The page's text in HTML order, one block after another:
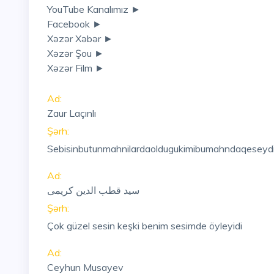
YouTube Kanalımız ►
Facebook ►
Xəzər Xəbər ►
Xəzər Şou ►
Xəzər Film ►
Ad:
Zaur Laçınlı
Şərh:
Ad:
سید قطب الدین کریمی
Şərh:
Çok güzel sesin keşki benim sesimde öyleyidi
Ad:
Ceyhun Musayev